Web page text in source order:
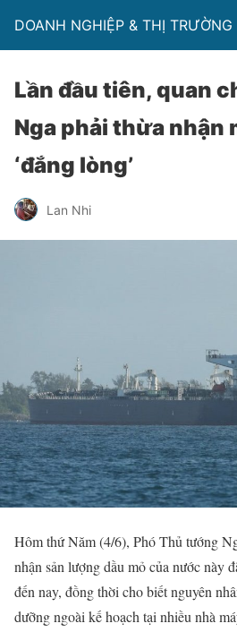
DOANH NGHIỆP & THỊ TRƯỜNG
Lần đầu tiên, quan
Nga phải thừa nhận
‘đắng lòng’
Lan Nhi
Hôm thứ Năm (4/6), Phó Thủ tướng
nhận sản lượng dầu mỏ của nước này
đến nay, đồng thời cho biết nguyên
dưỡng ngoài kế hoạch tại nhiều nhà